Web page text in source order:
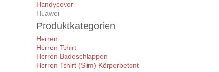
Handycover
Huawei
Produktkategorien
Herren
Herren Tshirt
Herren Badeschlappen
Herren Tshirt (Slim) Körperbetont